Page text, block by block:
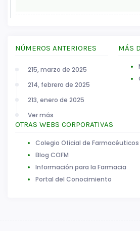
NÚMEROS ANTERIORES
215, marzo de 2025
214, febrero de 2025
213, enero de 2025
Ver más
MÁS
OTRAS WEBS CORPORATIVAS
Colegio Oficial de Farmacéuticos
Blog COFM
Información para la Farmacia
Portal del Conocimiento